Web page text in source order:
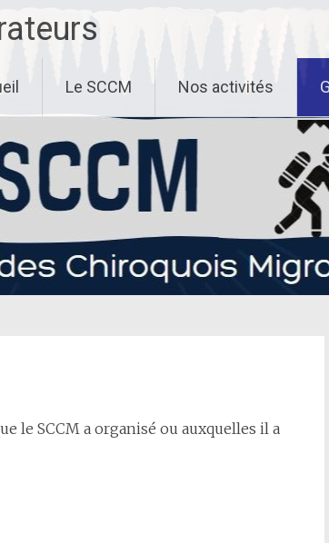
Le SCCM Nos activités
le SCCM a organisé ou auxquelles il a